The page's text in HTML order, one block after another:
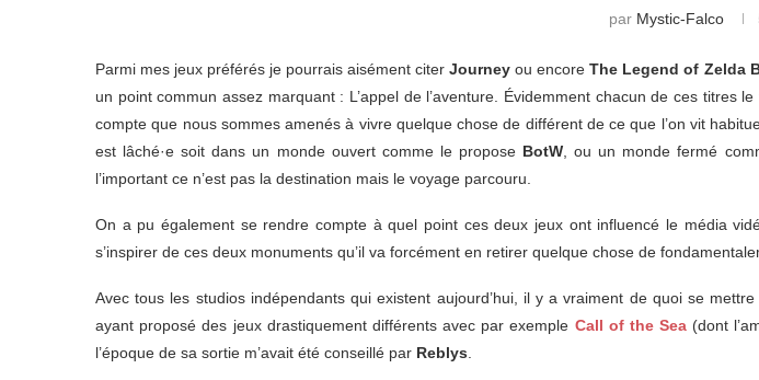
par Mystic-Falco
Parmi mes jeux préférés je pourrais aisément citerJourneyou encoreThe Legend of Zelda
un point commun assez marquant : L’appel de l’aventure. Évidemment chacun de ces
compte que nous sommes amenés à vivre quelque chose de différent de ce que l’on vit
est lâché·e soit dans un monde ouvert comme le propose BotW , ou un monde fermé
l’important ce n’est pas la destination mais le voyage parcouru.
On a pu également se rendre compte à quel point ces deux jeux ont influencé le média
s’inspirer de ces deux monuments qu’il va forcément en retirer quelque chose de
Avec tous les studios indépendants qui existent aujourd’hui, il y a vraiment de quoi se
ayant proposé des jeux drastiquement différents avec par exemple Call of the Sea (dont
l’époque de sa sortie m’avait été conseillé par Reblys